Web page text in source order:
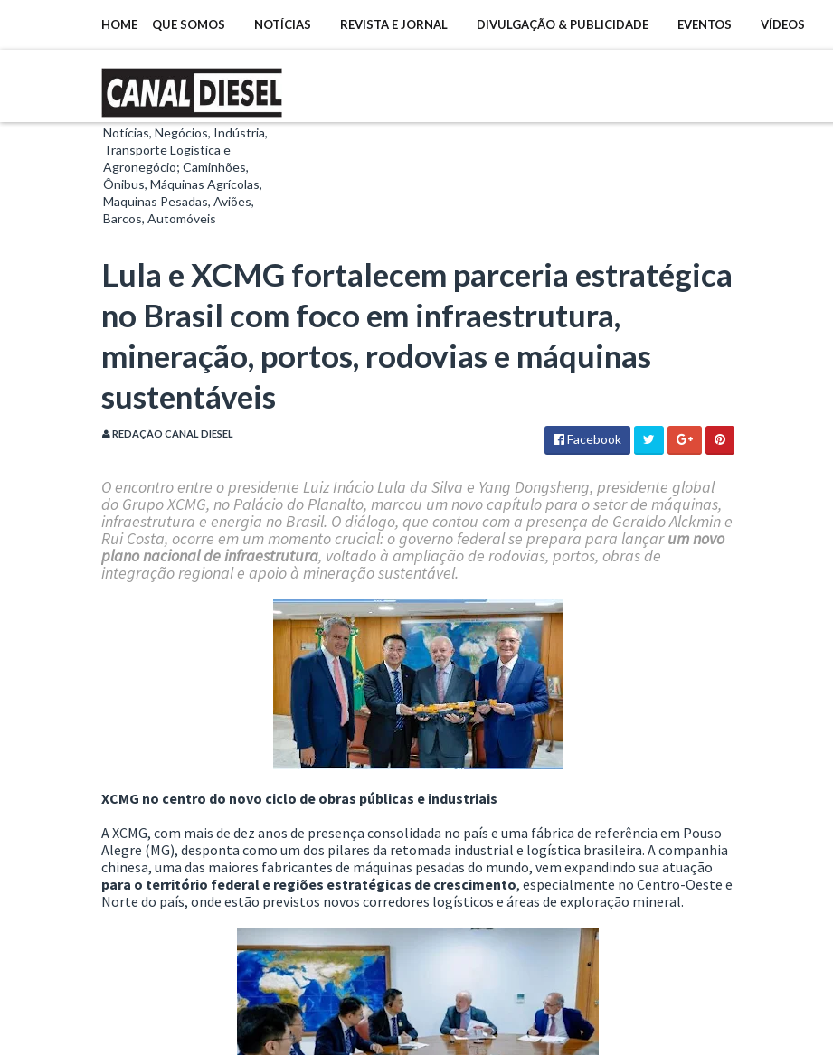
HOME QUE SOMOS NOTÍCIAS REVISTA E JORNAL DIVULGAÇÃO & PUBLICIDADE EVENTOS VÍDEOS
Notícias, Negócios, Indústria,
Transporte Logística e
Agronegócio; Caminhões,
Ônibus, Máquinas Agrícolas,
Maquinas Pesadas, Aviões,
Barcos, Automóveis
Lula e XCMG fortalecem parceria estratégica
no Brasil com foco em infraestrutura,
mineração, portos, rodovias e máquinas
sustentáveis
REDAÇÃO CANAL DIESEL Facebook
O encontro entre o presidente Luiz Inácio Lula da Silva e Yang Dongsheng, presidente global
do Grupo XCMG, no Palácio do Planalto, marcou um novo capítulo para o setor de máquinas,
infraestrutura e energia no Brasil. O diálogo, que contou com a presença de Geraldo Alckmin e
Rui Costa, ocorre em um momento crucial: o governo federal se prepara para lançarum novo
plano nacional de infraestrutura, voltado à ampliação de rodovias, portos, obras de
integração regional e apoio à mineração sustentável.
XCMG no centro do novo ciclo de obras públicas e industriais
A XCMG, com mais de dez anos de presença consolidada no país e uma fábrica de referência em Pouso
Alegre (MG), desponta como um dos pilares da retomada industrial e logística brasileira. A companhia
chinesa, uma das maiores fabricantes de máquinas pesadas do mundo, vem expandindo sua atuação
para o território federal e regiões estratégicas de crescimento, especialmente no Centro-Oeste e
Norte do país, onde estão previstos novos corredores logísticos e áreas de exploração mineral.